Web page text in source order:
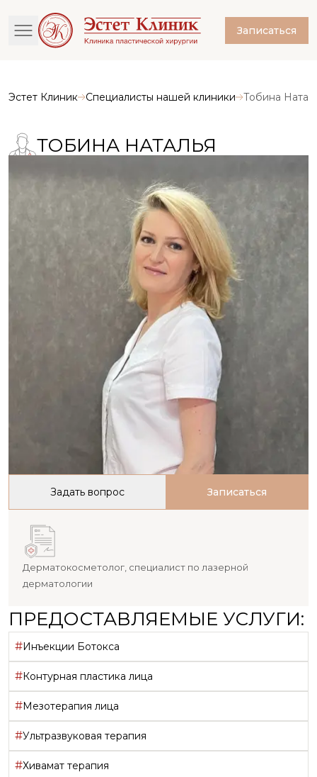
Записаться
Эстет Клиник Специалисты нашей клиники Тобина
ТОБИНА НАТАЛЬЯ
Задать вопрос Записаться
Дерматокосметолог, специалист по лазерной
дерматологии
ПРЕДОСТАВЛЯЕМЫЕ УСЛУГИ:
#Инъекции Ботокса
#Контурная пластика лица
#Мезотерапия лица
#Ультразвуковая терапия
#Хивамат терапия